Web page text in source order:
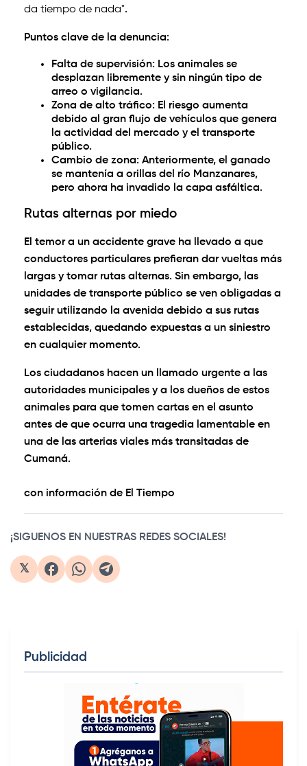
da tiempo de nada".
Puntos clave de la denuncia:
Falta de supervisión: Los animales se
desplazan libremente y sin ningún tipo de
arreo o vigilancia.
Zona de alto tráfico: El riesgo aumenta
debido al gran flujo de vehículos que genera
la actividad del mercado y el transporte
público.
Cambio de zona: Anteriormente, el ganado
se mantenía a orillas del río Manzanares,
pero ahora ha invadido la capa asfáltica.
Rutas alternas por miedo
El temor a un accidente grave ha llevado a que
conductores particulares prefieran dar vueltas más
largas y tomar rutas alternas. Sin embargo, las
unidades de transporte público se ven obligadas a
seguir utilizando la avenida debido a sus rutas
establecidas, quedando expuestas a un siniestro
en cualquier momento.
Los ciudadanos hacen un llamado urgente a las
autoridades municipales y a los dueños de estos
animales para que tomen cartas en el asunto
antes de que ocurra una tragedia lamentable en
una de las arterias viales más transitadas de
Cumaná.
con información de El Tiempo
¡SIGUENOS EN NUESTRAS REDES SOCIALES!
𝕏
Publicidad